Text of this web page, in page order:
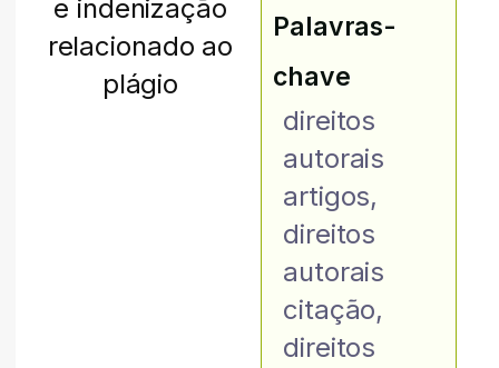
Palavras-
chave
direitos
autorais
artigos,
direitos
autorais
citação,
direitos